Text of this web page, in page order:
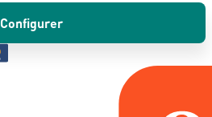
Configurer